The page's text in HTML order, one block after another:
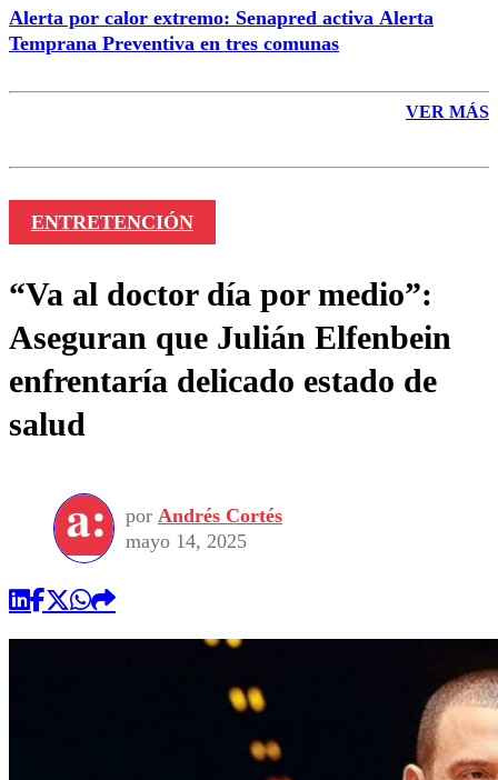
Alerta por calor extremo: Senapred activa Alerta
Temprana Preventiva en tres comunas
VER MÁS
ENTRETENCIÓN
“Va al doctor día por medio”:
Aseguran que Julián Elfenbein
enfrentaría delicado estado de
salud
por Andrés Cortés
mayo 14, 2025